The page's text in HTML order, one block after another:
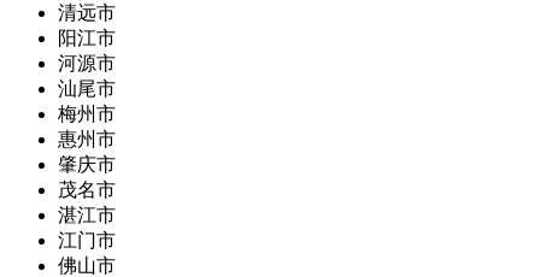
清远市
阳江市
河源市
汕尾市
梅州市
惠州市
肇庆市
茂名市
湛江市
江门市
佛山市